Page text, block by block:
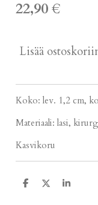
22,90 €
Lisää
Koko: lev. 1,2 cm,
Materiaali: lasi,
Kasvikoru
J
J
J